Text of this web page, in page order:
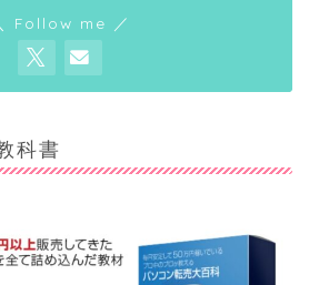
Follow me ／
科書